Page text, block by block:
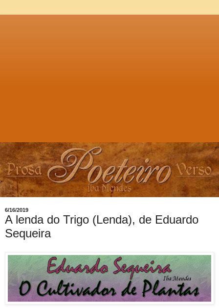
6/16/2019
A lenda do Trigo (Lenda), de Eduardo
Sequeira